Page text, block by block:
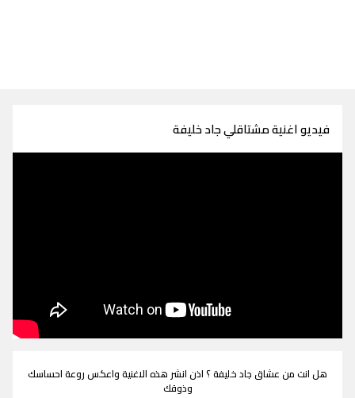
فيديو اغنية مشتاقلي جاد خليفة
هل انت من عشاق جاد خليفة ؟ اذن انشر هذه الاغنية واعكس روعة احساسك
وذوقك